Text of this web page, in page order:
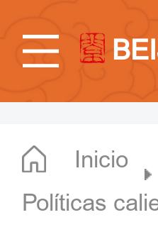
Inicio
Políticas